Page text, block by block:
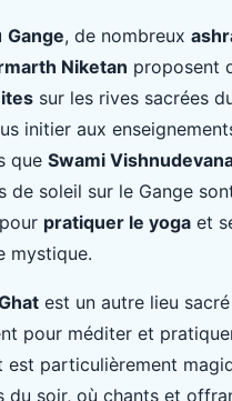
Gange, de nombreux
Niketan proposent
sur les rives sacrées
initier aux
que Swami
de soleil sur le Gange
pratiquer le yoga et
mystique.
est un autre lieu
pour méditer et
est particulièrement
du soir, où chants et